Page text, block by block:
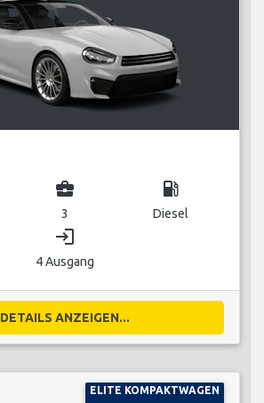
business_center
3
local_gas_station
Diesel
login
4 Ausgang
DETAILS ANZEIGEN...
ELITE KOMPAKTWAGEN